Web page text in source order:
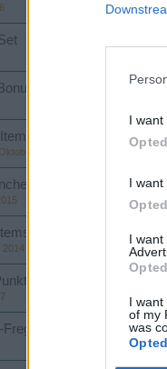
I want
I want
I
I
of my
was
wie
2015
was gegner
2014
vom Flügel abhängig
Klasse irgendwie